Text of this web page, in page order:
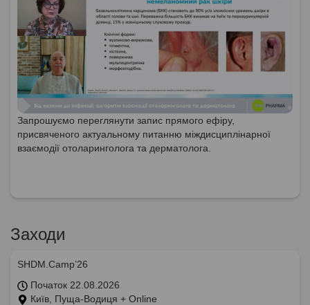
Запрошуємо переглянути запис прямого ефіру,
присвяченого актуальному питанню міждисциплінарної
взаємодії отоларинголога та дерматолога.
Заходи
SHDM.Camp’26
Початок 22.08.2026
Київ, Пуща-Водиця + Online